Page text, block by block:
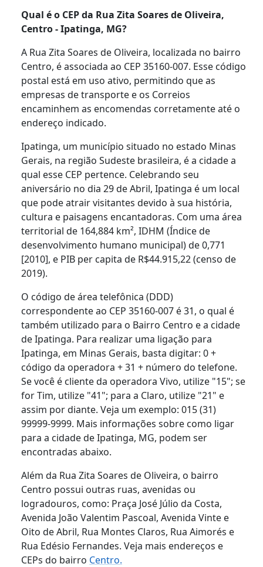
Qual é o CEP da Rua Zita Soares de Oliveira,
Centro - Ipatinga, MG?
A Rua Zita Soares de Oliveira, localizada no bairro
Centro, é associada ao CEP 35160-007. Esse código
postal está em uso ativo, permitindo que as
empresas de transporte e os Correios
encaminhem as encomendas corretamente até o
endereço indicado.
Ipatinga, um município situado no estado Minas
Gerais, na região Sudeste brasileira, é a cidade a
qual esse CEP pertence. Celebrando seu
aniversário no dia 29 de Abril, Ipatinga é um local
que pode atrair visitantes devido à sua história,
cultura e paisagens encantadoras. Com uma área
territorial de 164,884 km², IDHM (Índice de
desenvolvimento humano municipal) de 0,771
[2010], e PIB per capita de R$44.915,22 (censo de
2019).
O código de área telefônica (DDD)
correspondente ao CEP 35160-007 é 31, o qual é
também utilizado para o Bairro Centro e a cidade
de Ipatinga. Para realizar uma ligação para
Ipatinga, em Minas Gerais, basta digitar: 0 +
código da operadora + 31 + número do telefone.
Se você é cliente da operadora Vivo, utilize "15"; se
for Tim, utilize "41"; para a Claro, utilize "21" e
assim por diante. Veja um exemplo: 015 (31)
99999-9999. Mais informações sobre como ligar
para a cidade de Ipatinga, MG, podem ser
encontradas abaixo.
Além da Rua Zita Soares de Oliveira, o bairro
Centro possui outras ruas, avenidas ou
logradouros, como: Praça José Júlio da Costa,
Avenida João Valentim Pascoal, Avenida Vinte e
Oito de Abril, Rua Montes Claros, Rua Aimorés e
Rua Edésio Fernandes. Veja mais endereços e
CEPs do bairro Centro.